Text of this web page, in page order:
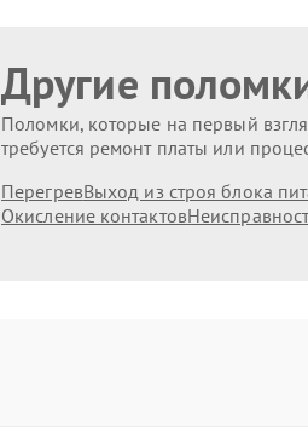
Другие
Поломки, которые на первый
требуется ремонт платы или
ПерегревВыход из строя блока
Окисление контактов